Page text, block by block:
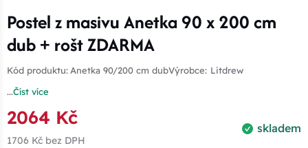
Postel z masivu Anetka 90 x 200 cm
dub + rošt ZDARMA
Kód produktu: Anetka 90/200 cm dubVýrobce: Litdrew
...Číst více
skladem
2064 Kč
1706 Kč bez DPH